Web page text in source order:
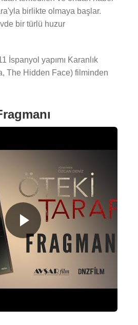
birlikte olmaya başlar.
bir türlü huzur
İspanyol yapımı Karanlık
The Hidden Face) filminden